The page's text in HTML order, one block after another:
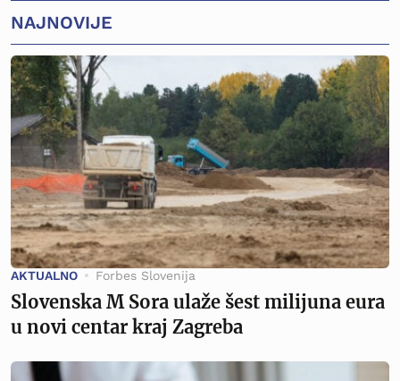
NAJNOVIJE
AKTUALNO Forbes Slovenija
Slovenska M Sora ulaže šest milijuna eura
u novi centar kraj Zagreba